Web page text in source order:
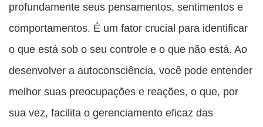
profundamente seus pensamentos, sentimentos e
comportamentos. É um fator crucial para identificar
o que está sob o seu controle e o que não está. Ao
desenvolver a autoconsciência, você pode entender
melhor suas preocupações e reações, o que, por
sua vez, facilita o gerenciamento eficaz das